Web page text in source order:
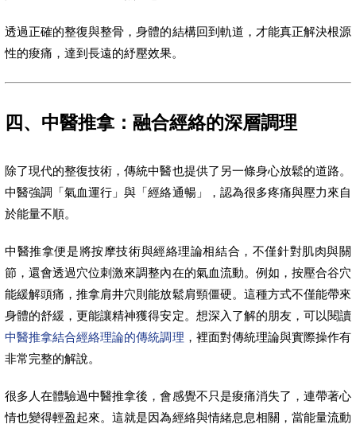
透過正確的整復與整骨，身體的結構回到軌道，才能真正解決根源
性的痠痛，達到長遠的紓壓效果。
四、中醫推拿：融合經絡的深層調理
除了現代的整復技術，傳統中醫也提供了另一條身心放鬆的道路。
中醫強調「氣血運行」與「經絡通暢」，認為很多疼痛與壓力來自
於能量不順。
中醫推拿便是將按摩技術與經絡理論相結合，不僅針對肌肉與關
節，還會透過穴位刺激來調整內在的氣血流動。例如，按壓合谷穴
能緩解頭痛，推拿肩井穴則能放鬆肩頸僵硬。這種方式不僅能帶來
身體的舒緩，更能讓精神獲得安定。想深入了解的朋友，可以閱讀
中醫推拿結合經絡理論的傳統調理 ，裡面對傳統理論與實際操作有
非常完整的解說。
很多人在體驗過中醫推拿後，會感覺不只是痠痛消失了，連帶著心
情也變得輕盈起來。這就是因為經絡與情緒息息相關，當能量流動